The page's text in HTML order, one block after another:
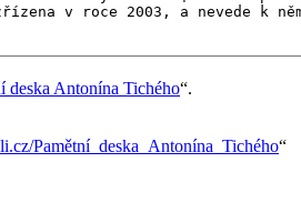
deska Antonína Tichého“.
Pamětní_deska_Antonína_Tichého“